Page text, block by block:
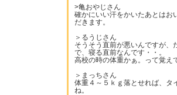
>亀おやじさん
確かにいい汗をかいたあとはお
だきます。
＞るうじさん
そうそう直前が悪いんですが、
で、寝る直前なんです・・。
高校の時の体重かぁ。って覚え
＞まっちさん
体重４～５ｋｇ落とせれば、タ
ね。